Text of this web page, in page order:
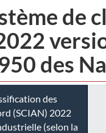
de
des
des
(SCIAN) 2022
(selon la